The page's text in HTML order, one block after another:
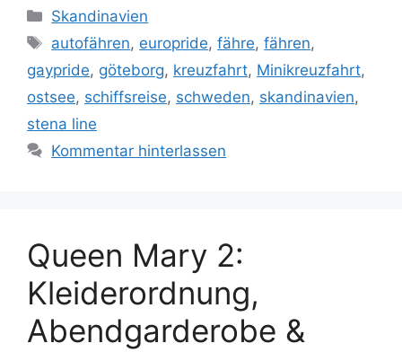
Kategorien
Skandinavien
Schlagwörter
autofähren, europride,fähre,fähren,
gaypride, göteborg, kreuzfahrt, Minikreuzfahrt,
ostsee, schiffsreise, schweden, skandinavien,
stena line
Kommentar hinterlassen
Queen Mary 2:
Kleiderordnung,
Abendgarderobe &